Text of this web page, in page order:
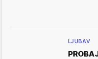
LJUBAV